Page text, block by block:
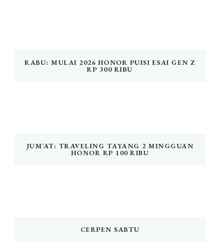
RABU: MULAI 2026 HONOR PUISI ESAI GEN Z
RP 300 RIBU
JUM’AT: TRAVELING TAYANG 2 MINGGUAN
HONOR RP 100 RIBU
CERPEN SABTU